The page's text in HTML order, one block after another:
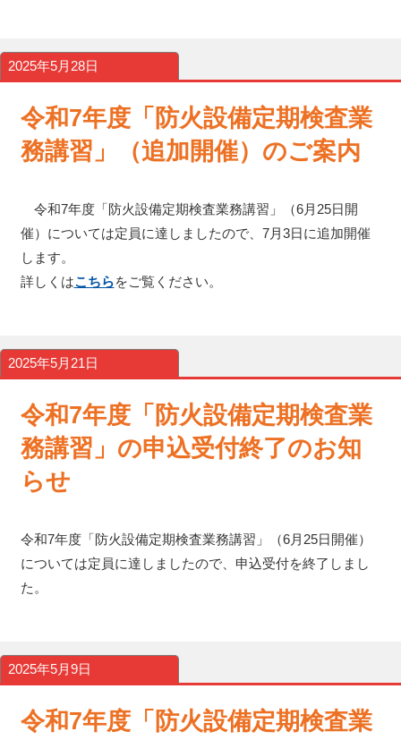
2025年5月28日
令和7年度「防火設備定期検査業
務講習」（追加開催）のご案内
令和7年度「防火設備定期検査業務講習」（6月25日開
催）については定員に達しましたので、7月3日に追加開催
します。
詳しくはこちらをご覧ください。
2025年5月21日
令和7年度「防火設備定期検査業
務講習」の申込受付終了のお知
らせ
令和7年度「防火設備定期検査業務講習」（6月25日開催）
については定員に達しましたので、申込受付を終了しまし
た。
2025年5月9日
令和7年度「防火設備定期検査業